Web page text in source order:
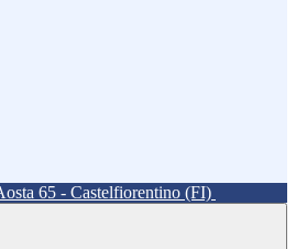
65 - Castelfiorentino (FI)